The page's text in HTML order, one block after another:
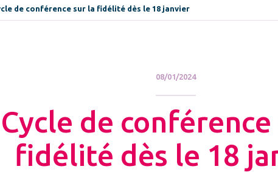
de conférence sur la fidélité dès le 18 janvier
08/01/2024
Cycle de conférence
fidélité dès le 18